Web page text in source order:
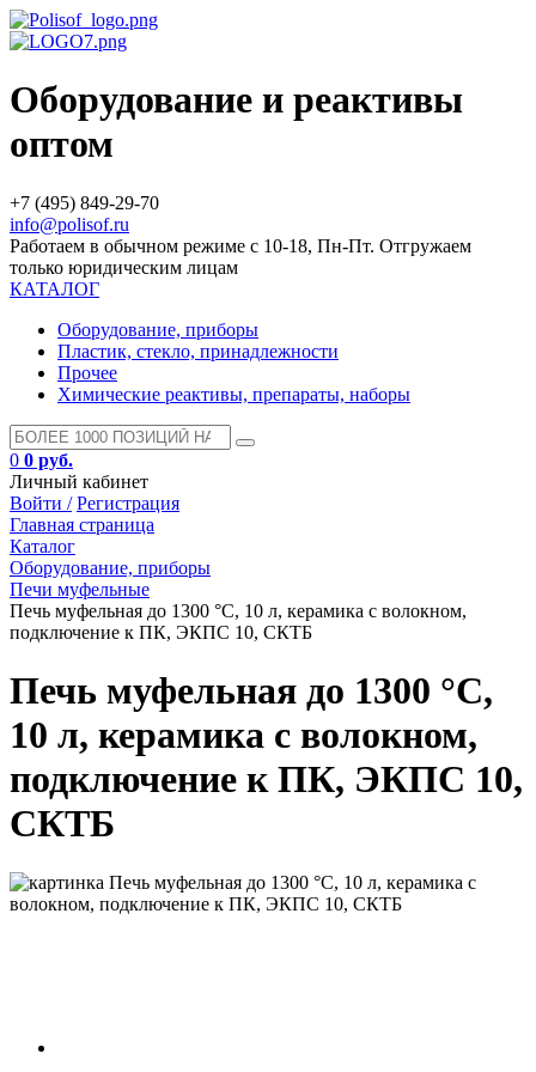
Оборудование и реактивы
оптом
+7 (495) 849-29-70
info@polisof.ru
Работаем в обычном режиме с 10-18, Пн-Пт. Отгружаем
только юридическим лицам
КАТАЛОГ
Оборудование, приборы
Пластик, стекло, принадлежности
Прочее
Химические реактивы, препараты, наборы
0 0 руб.
Личный кабинет
Войти / Регистрация
Главная страница
Каталог
Оборудование, приборы
Печи муфельные
Печь муфельная до 1300 °С, 10 л, керамика с волокном,
подключение к ПК, ЭКПС 10, СКТБ
Печь муфельная до 1300 °С,
10 л, керамика с волокном,
подключение к ПК, ЭКПС 10,
СКТБ